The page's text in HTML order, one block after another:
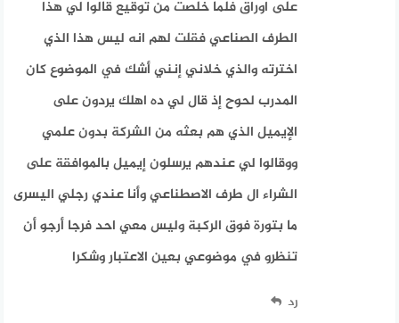
على اوراق فلما خلصت من توقيع قالوا لي هذا
الطرف الصناعي فقلت لهم انه ليس هذا الذي
اخترته والذي خلاني إنني أشك في الموضوع كان
المدرب لحوح إذ قال لي ده اهلك يردون على
الإيميل الذي هم بعثه من الشركة بدون علمي
ووقالوا لي عندهم يرسلون إيميل بالموافقة على
الشراء ال طرف الاصطناعي وأنا عندي رجلي اليسرى
ما بتورة فوق الركبة وليس معي احد فرجا أرجو أن
تنظرو في موضوعي بعين الاعتبار وشكرا
رد